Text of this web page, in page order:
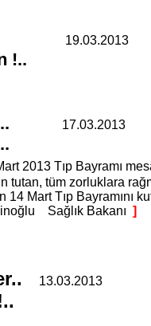
: 19.03.2013
!..
17.03.2013
2013 Tıp Bayramı
tutan, tüm zorluklara
14 Mart Tıp Bayramını
Sağlık Bakanı]
13.03.2013